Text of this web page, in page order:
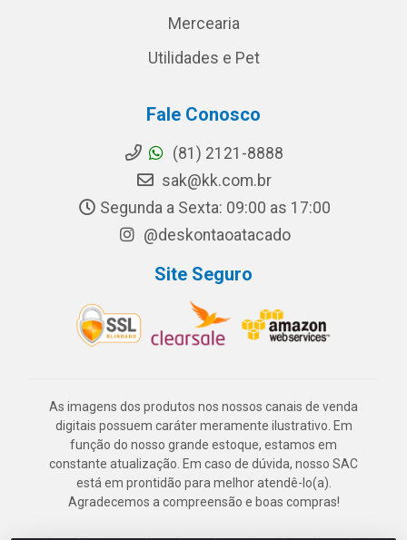
Mercearia
Utilidades e Pet
Fale Conosco
(81) 2121-8888
sak@kk.com.br
Segunda a Sexta: 09:00 as 17:00
@deskontaoatacado
Site Seguro
As imagens dos produtos nos nossos canais de venda
digitais possuem caráter meramente ilustrativo. Em
função do nosso grande estoque, estamos em
constante atualização. Em caso de dúvida, nosso SAC
está em prontidão para melhor atendê-lo(a).
Agradecemos a compreensão e boas compras!